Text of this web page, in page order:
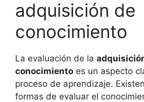
adquisición de
conocimiento
La evaluación de la
conocimiento es un aspecto
proceso de aprendizaje.
formas de evaluar el